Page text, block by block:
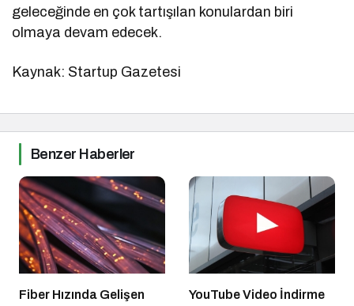
geleceğinde en çok tartışılan konulardan biri
olmaya devam edecek.
Kaynak: Startup Gazetesi
Benzer Haberler
Fiber Hızında Gelişen
YouTube Video İndirme